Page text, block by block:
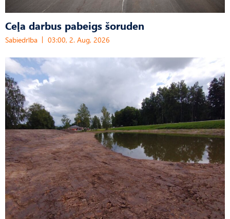
Ceļa darbus pabeigs šoruden
Sabiedrība 03:00, 2. Aug, 2026